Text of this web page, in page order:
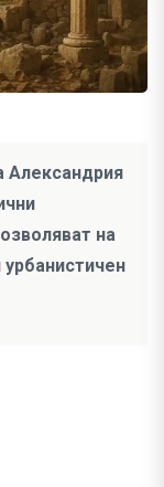
Александрия
на